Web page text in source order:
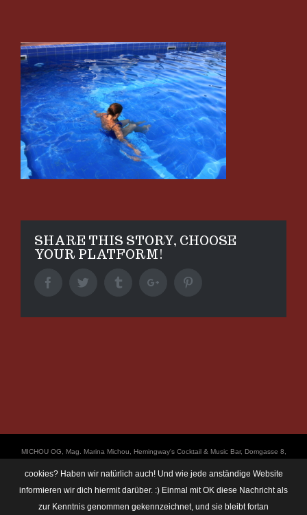
SHARE THIS STORY, CHOOSE
YOUR PLATFORM!
FacebookTwitter TumblrGoogle+
ΜICHOU OG, Mag. Marina Michou, Hemingway's Cocktail & Music Bar, Domgasse 8,
https://linz.bar/marinamichou/ Telefon: 0650 6101820, E-Mail: hemingway@linz.bar,
Öffnungszeiten: Di - Do: 17:30 - 01:00 Uhr, Fr + Sa: 17:30 - 03:00 Uhr. Im Rahmen
unserer Veranstaltungen machen wir immer wieder mal Fotos und Videos. Das
cookies? Haben wir natürlich auch! Und wie jede anständige Website
informieren wir dich hiermit darüber. :) Einmal mit OK diese Nachricht als
zur Kenntnis genommen gekennzeichnet, und sie bleibt fortan